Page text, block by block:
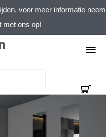
voor meer informatie neem
met ons op!